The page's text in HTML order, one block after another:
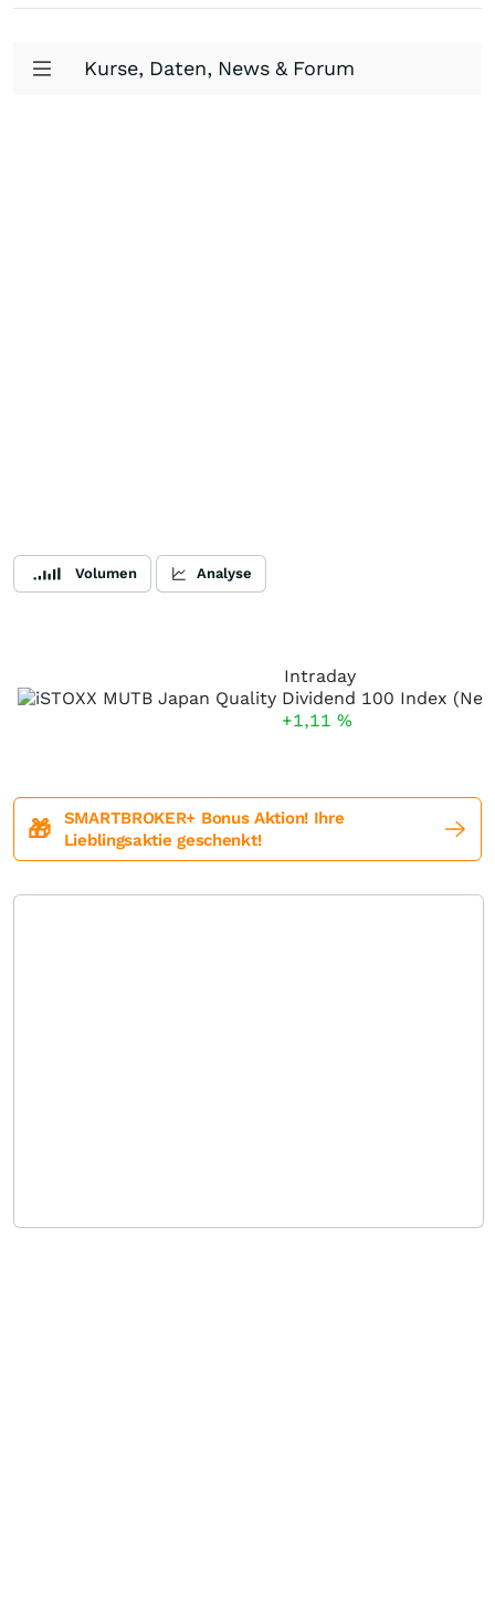
Kurse, Daten, News & Forum
Volumen Analyse
Intraday
+1,11 %
🎁
SMARTBROKER+ Bonus Aktion! Ihre
Lieblingsaktie geschenkt!